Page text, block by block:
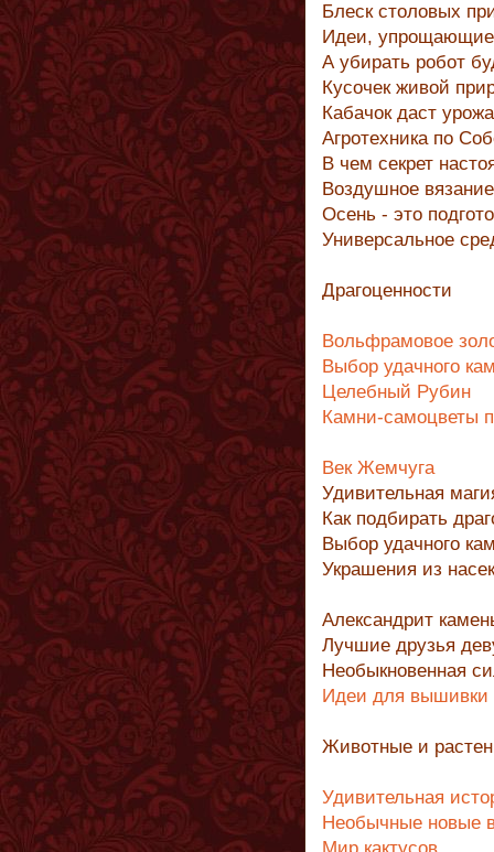
Блеск столовых
Идеи,
А убирать робот
Кусочек живой
Кабачок даст
Агротехника по
В чем секрет
Воздушное вязание
Осень - это
Универсальное
Драгоценности
Вольфрамовое
Выбор удачного
Целебный Рубин
Камни-самоцветы
Век Жемчуга
Удивительная
Как подбирать
Выбор удачного
Украшения из
Александрит
Лучшие друзья
Необыкновенная
Идеи для вышивки
Животные и
Удивительная
Необычные новые